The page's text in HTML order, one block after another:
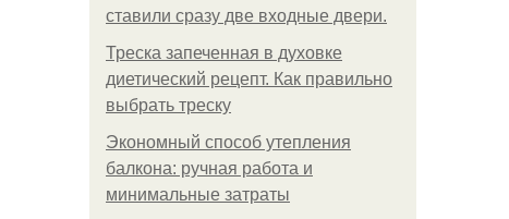
ставили сразу две входные двери.
Треска запеченная в духовке
диетический рецепт. Как правильно
выбрать треску
Экономный способ утепления
балкона: ручная работа и
минимальные затраты